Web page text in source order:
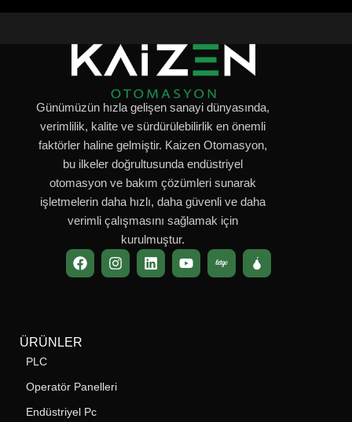
Günümüzün hızla gelişen sanayi dünyasında,
verimlilik, kalite ve sürdürülebilirlik en önemli
faktörler haline gelmiştir. Kaizen Otomasyon,
bu ilkeler doğrultusunda endüstriyel
otomasyon ve bakım çözümleri sunarak
işletmelerin daha hızlı, daha güvenli ve daha
verimli çalışmasını sağlamak için
kurulmuştur.
ÜRÜNLER
PLC
Operatör Panelleri
Endüstriyel Pc